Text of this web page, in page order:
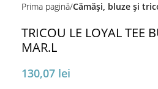
Prima pagină Cămăși, bluze și
TRICOU LE LOYAL TEE
MAR.L
130,07 lei